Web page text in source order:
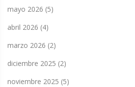
mayo 2026 (5)
abril 2026 (4)
marzo 2026 (2)
diciembre 2025 (2)
noviembre 2025 (5)